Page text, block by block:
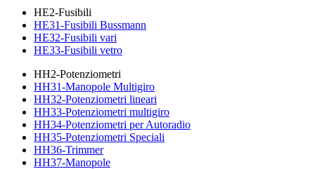
HE2-Fusibili
HE31-Fusibili Bussmann
HE32-Fusibili vari
HE33-Fusibili vetro
HH2-Potenziometri
HH31-Manopole Multigiro
HH32-Potenziometri lineari
HH33-Potenziometri multigiro
HH34-Potenziometri per Autoradio
HH35-Potenziometri Speciali
HH36-Trimmer
HH37-Manopole